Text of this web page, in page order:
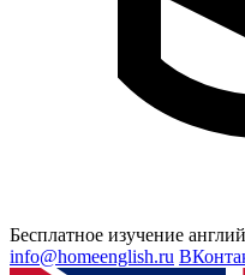
Бесплатное изучение
info@homeenglish.ru